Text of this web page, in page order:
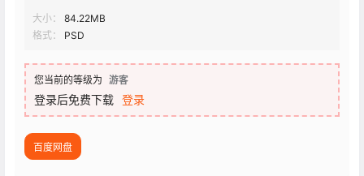
大小：
84.22MB
格式：
PSD
您当前的等级为 游客
登录后免费下载 登录
百度网盘